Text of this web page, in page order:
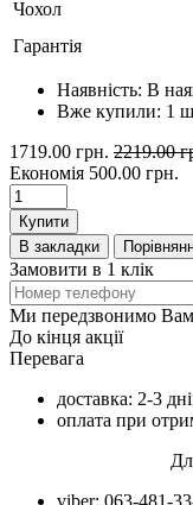
Чохол
Гарантія
Наявність: В
Вже купили: 1
1719.00 грн. 2219.00
Економія 500.00 грн.
Купити
В закладки
Замовити в 1 клік
Ми передзвонимо Вам
До кінця акції
Перевага
доставка: 2-3 дні
оплата при
viber: 063-481-